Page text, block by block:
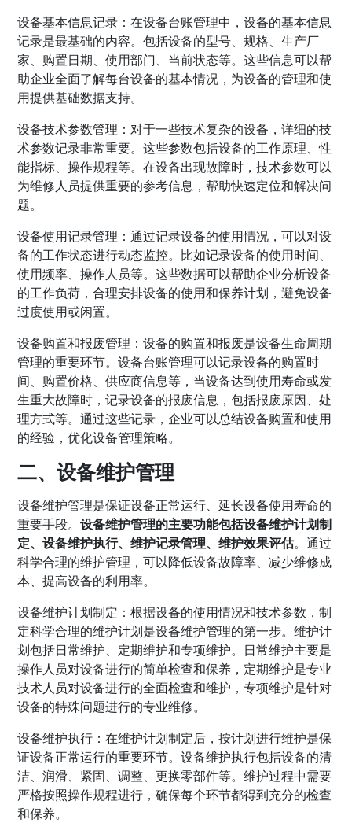
设备基本信息记录：在设备台账管理中，设备的基本信息
记录是最基础的内容。包括设备的型号、规格、生产厂
家、购置日期、使用部门、当前状态等。这些信息可以帮
助企业全面了解每台设备的基本情况，为设备的管理和使
用提供基础数据支持。
设备技术参数管理：对于一些技术复杂的设备，详细的技
术参数记录非常重要。这些参数包括设备的工作原理、性
能指标、操作规程等。在设备出现故障时，技术参数可以
为维修人员提供重要的参考信息，帮助快速定位和解决问
题。
设备使用记录管理：通过记录设备的使用情况，可以对设
备的工作状态进行动态监控。比如记录设备的使用时间、
使用频率、操作人员等。这些数据可以帮助企业分析设备
的工作负荷，合理安排设备的使用和保养计划，避免设备
过度使用或闲置。
设备购置和报废管理：设备的购置和报废是设备生命周期
管理的重要环节。设备台账管理可以记录设备的购置时
间、购置价格、供应商信息等，当设备达到使用寿命或发
生重大故障时，记录设备的报废信息，包括报废原因、处
理方式等。通过这些记录，企业可以总结设备购置和使用
的经验，优化设备管理策略。
二、设备维护管理
设备维护管理是保证设备正常运行、延长设备使用寿命的
重要手段。设备维护管理的主要功能包括设备维护计划制
定、设备维护执行、维护记录管理、维护效果评估。通过
科学合理的维护管理，可以降低设备故障率、减少维修成
本、提高设备的利用率。
设备维护计划制定：根据设备的使用情况和技术参数，制
定科学合理的维护计划是设备维护管理的第一步。维护计
划包括日常维护、定期维护和专项维护。日常维护主要是
操作人员对设备进行的简单检查和保养，定期维护是专业
技术人员对设备进行的全面检查和维护，专项维护是针对
设备的特殊问题进行的专业维修。
设备维护执行：在维护计划制定后，按计划进行维护是保
证设备正常运行的重要环节。设备维护执行包括设备的清
洁、润滑、紧固、调整、更换零部件等。维护过程中需要
严格按照操作规程进行，确保每个环节都得到充分的检查
和保养。